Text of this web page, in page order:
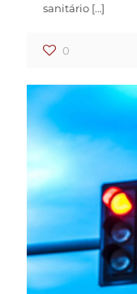
sanitário […]
0